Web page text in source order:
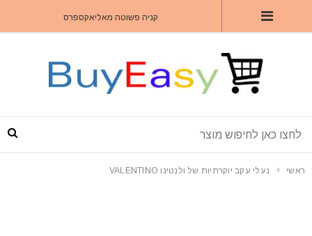
קניה פשוטה מאליאקספרס
ראשי נעלי עקב יוקרתיות של ולנטינו VALENTINO